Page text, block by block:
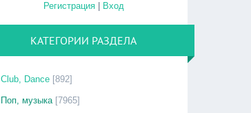
Регистрация| Вход
КАТЕГОРИИ РАЗДЕЛА
Club, Dance [892]
Поп, музыка [7965]